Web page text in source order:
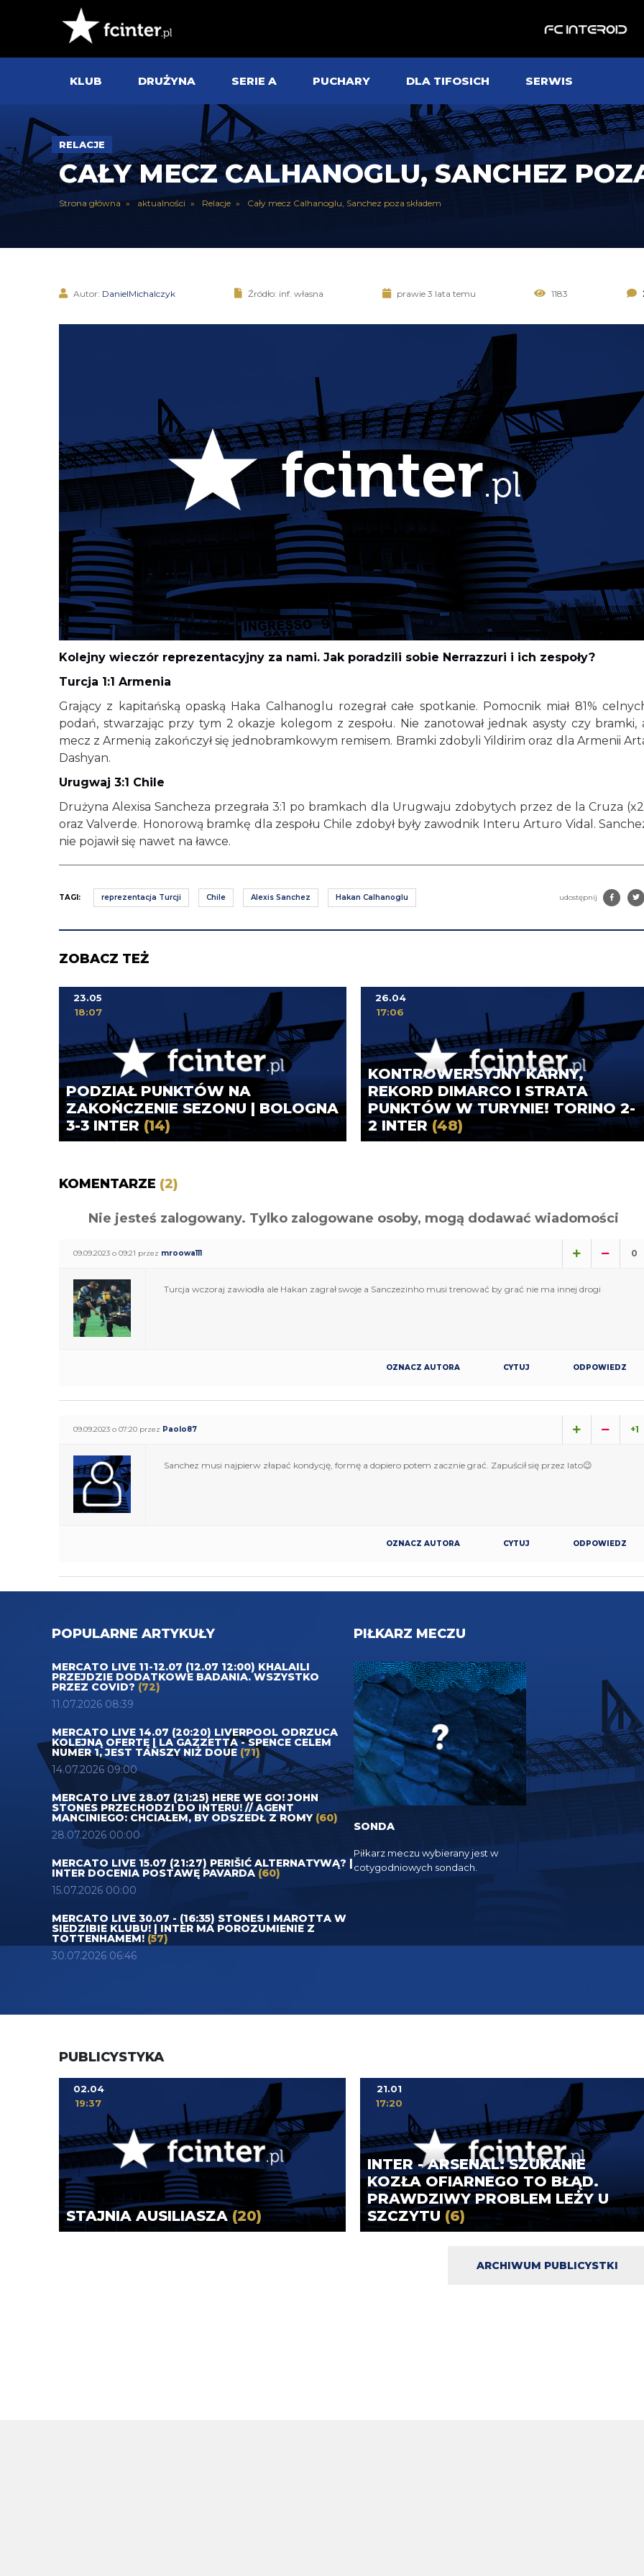
KLUB DRUŻYNA SERIE A PUCHARY DLA TIFOSICH SERWIS
RELACJE
CAŁY MECZ CALHANOGLU, SANCHEZ
Strona główna aktualności Relacje Cały mecz Calhanoglu, Sanchez poza składem
Autor: DanielMichalczyk Źródło: inf. własna prawie 3 lata temu 1183
Kolejny wieczór reprezentacyjny za nami. Jak poradzili sobie Nerrazzuri i ich zespoły?
Turcja 1:1 Armenia
Grający z kapitańską opaską Haka Calhanoglu rozegrał całe spotkanie. Pomocnik miał 81%
podań, stwarzając przy tym 2 okazje kolegom z zespołu. Nie zanotował jednak asysty czy bramki,
mecz z Armenią zakończył się jednobramkowym remisem. Bramki zdobyli Yildirim oraz dla Armenii
Dashyan.
Urugwaj 3:1 Chile
Drużyna Alexisa Sancheza przegrała 3:1 po bramkach dla Urugwaju zdobytych przez de la Cruza
oraz Valverde. Honorową bramkę dla zespołu Chile zdobył były zawodnik Interu Arturo Vidal.
nie pojawił się nawet na ławce.
TAGI: reprezentacja Turcji Chile Alexis Sanchez Hakan Calhanoglu udostępnij
ZOBACZ TEŻ
PODZIAŁ PUNKTÓW NA
ZAKOŃCZENIE SEZONU | BOLOGNA
3-3 INTER (14)
23.05
18:07
KONTROWERSYJNY KARNY,
REKORD DIMARCO I STRATA
PUNKTÓW W TURYNIE! TORINO 2-
2 INTER (48)
26.04
17:06
KOMENTARZE (2)
Nie jesteś zalogowany. Tylko zalogowane osoby, mogą dodawać wiadomości
09.09.2023 o 09:21 przez mroowa111 0
Turcja wczoraj zawiodła ale Hakan zagrał swoje a Sanczezinho musi trenować by grać nie ma innej drogi
OZNACZ AUTORA CYTUJ ODPOWIEDZ
09.09.2023 o 07:20 przez Paolo87 +1
Sanchez musi najpierw złapać kondycję, formę a dopiero potem zacznie grać. Zapuścił się przez lato😉
OZNACZ AUTORA CYTUJ ODPOWIEDZ
POPULARNE ARTYKUŁY
MERCATO LIVE 11-12.07 (12.07 12:00) KHALAILI
PRZEJDZIE DODATKOWE BADANIA. WSZYSTKO
PRZEZ COVID? (72)
11.07.2026 08:39
MERCATO LIVE 14.07 (20:20) LIVERPOOL ODRZUCA
KOLEJNĄ OFERTĘ | LA GAZZETTA - SPENCE CELEM
NUMER 1, JEST TAŃSZY NIŻ DOUE (71)
14.07.2026 09:00
MERCATO LIVE 28.07 (21:25) HERE WE GO! JOHN
STONES PRZECHODZI DO INTERU! // AGENT
MANCINIEGO: CHCIAŁEM, BY ODSZEDŁ Z ROMY(60)
28.07.2026 00:00
MERCATO LIVE 15.07 (21:27) PERIŠIĆ ALTERNATYWĄ? |
INTER DOCENIA POSTAWĘ PAVARDA (60)
15.07.2026 00:00
MERCATO LIVE 30.07 - (16:35) STONES I MAROTTA W
SIEDZIBIE KLUBU! | INTER MA POROZUMIENIE Z
TOTTENHAMEM! (57)
30.07.2026 06:46
PIŁKARZ MECZU
SONDA
Piłkarz meczu wybierany jest w
cotygodniowych sondach.
PUBLICYSTYKA
STAJNIA AUSILIASZA(20)
02.04
19:37
INTER - ARSENAL: SZUKANIE
KOZŁA OFIARNEGO TO BŁĄD.
PRAWDZIWY PROBLEM LEŻY U
SZCZYTU (6)
21.01
17:20
ARCHIWUM PUBLICYSTKI